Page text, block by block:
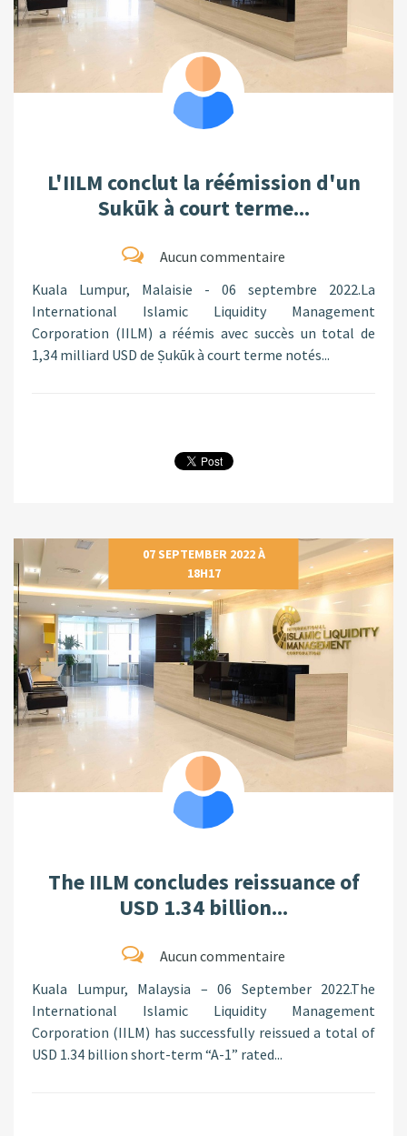
L'IILM conclut la réémission d'un
Sukūk à court terme...
Aucun commentaire
Kuala Lumpur, Malaisie - 06 septembre 2022.La
International Islamic Liquidity Management
Corporation (IILM) a réémis avec succès un total de
1,34 milliard USD de Ṣukūk à court terme notés...
07 SEPTEMBER 2022 À
18H17
The IILM concludes reissuance of
USD 1.34 billion...
Aucun commentaire
Kuala Lumpur, Malaysia – 06 September 2022.The
International Islamic Liquidity Management
Corporation (IILM) has successfully reissued a total of
USD 1.34 billion short-term “A-1” rated...